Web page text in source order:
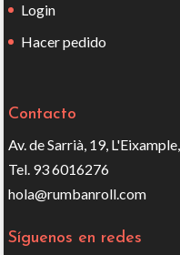
Login
Hacer pedido
Contacto
Av. de Sarrià, 19,
Tel. 93 6016276
hola@rumbanroll.com
Síguenos en redes